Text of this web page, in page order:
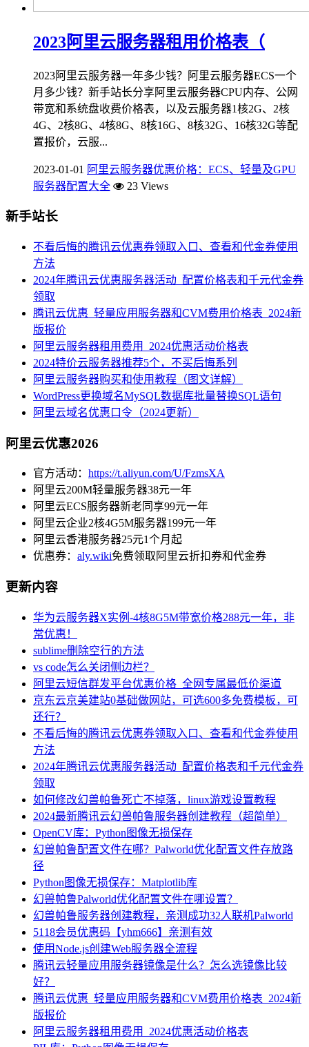
2023阿里云服务器租用价格表（
2023阿里云服务器一年多少钱？阿里云服务器ECS一个
月多少钱？新手站长分享阿里云服务器CPU内存、公网
带宽和系统盘收费价格表，以及云服务器1核2G、2核
4G、2核8G、4核8G、8核16G、8核32G、16核32G等配
置报价，云服...
2023-01-01 阿里云服务器优惠价格：ECS、轻量及GPU
服务器配置大全
23 Views
新手站长
不看后悔的腾讯云优惠券领取入口、查看和代金券使用
方法
2024年腾讯云优惠服务器活动_配置价格表和千元代金券
领取
腾讯云优惠_轻量应用服务器和CVM费用价格表_2024新
版报价
阿里云服务器租用费用_2024优惠活动价格表
2024特价云服务器推荐5个，不买后悔系列
阿里云服务器购买和使用教程（图文详解）
WordPress更换域名MySQL数据库批量替换SQL语句
阿里云域名优惠口令（2024更新）
阿里云优惠2026
官方活动： https://t.aliyun.com/U/FzmsXA
阿里云200M轻量服务器38元一年
阿里云ECS服务器新老同享99元一年
阿里云企业2核4G5M服务器199元一年
阿里云香港服务器25元1个月起
优惠券： aly.wiki免费领取阿里云折扣券和代金券
更新内容
华为云服务器X实例-4核8G5M带宽价格288元一年，非
常优惠！
sublime删除空行的方法
vs code怎么关闭侧边栏？
阿里云短信群发平台优惠价格_全网专属最低价渠道
京东云京美建站0基础做网站，可选600多免费模板，可
还行？
不看后悔的腾讯云优惠券领取入口、查看和代金券使用
方法
2024年腾讯云优惠服务器活动_配置价格表和千元代金券
领取
如何修改幻兽帕鲁死亡不掉落，linux游戏设置教程
2024最新腾讯云幻兽帕鲁服务器创建教程（超简单）
OpenCV库：Python图像无损保存
幻兽帕鲁配置文件在哪？Palworld优化配置文件存放路
径
Python图像无损保存：Matplotlib库
幻兽帕鲁Palworld优化配置文件在哪设置？
幻兽帕鲁服务器创建教程，亲测成功32人联机Palworld
5118会员优惠码【yhm666】亲测有效
使用Node.js创建Web服务器全流程
腾讯云轻量应用服务器镜像是什么？怎么选镜像比较
好？
腾讯云优惠_轻量应用服务器和CVM费用价格表_2024新
版报价
阿里云服务器租用费用_2024优惠活动价格表